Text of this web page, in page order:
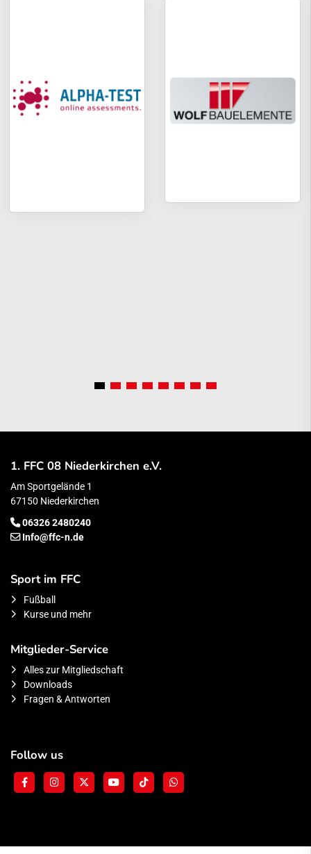
1. FFC 08 Niederkirchen e.V.
Am Sportgelände 1
67150 Niederkirchen
06326 2480240
Info@ffc-n.de
Sport im FFC
Fußball
Kurse und mehr
Mitglieder-Service
Alles zur Mitgliedschaft
Downloads
Fragen & Antworten
Follow us